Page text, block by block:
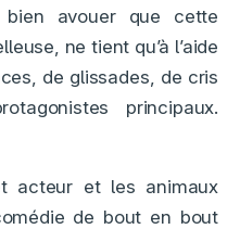
bien avouer que cette
ne tient qu’à l’aide
de glissades, de cris
principaux.
acteur et les animaux
de bout en bout